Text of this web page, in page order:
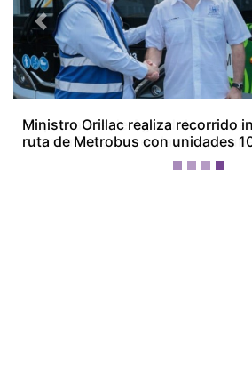
Empresarios de Aguadulce
económica y ven en la minería
Previous